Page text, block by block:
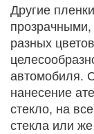
Другие
прозрачными,
разных
автомобиля.
нанесение
стекло, на
стекла или